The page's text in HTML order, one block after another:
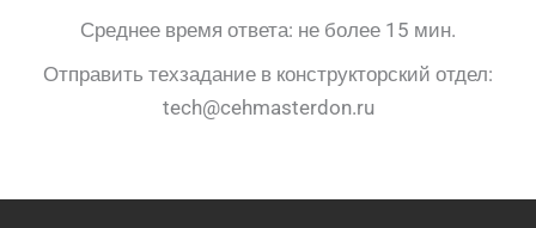
Среднее время ответа: не более 15 мин.
Отправить техзадание в конструкторский отдел:
tech@cehmasterdon.ru